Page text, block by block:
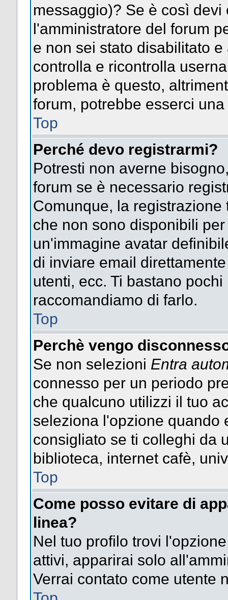
messaggio)? Se è così
l'amministratore del forum
e non sei stato disabilitato
controlla e ricontrolla
problema è questo,
forum, potrebbe esserci
Top
Perché devo registrarmi?
Potresti non averne
forum se è necessario
Comunque, la
che non sono disponibili
un'immagine avatar
di inviare email
utenti, ecc. Ti bastano
raccomandiamo di farlo.
Top
Perchè vengo
Se non selezioni Entra
connesso per un periodo
che qualcuno utilizzi il tuo
seleziona l'opzione quando
consigliato se ti colleghi da
biblioteca, internet cafè,
Top
Come posso evitare di
linea?
Nel tuo profilo trovi
attivi, apparirai solo
Verrai contato come utente